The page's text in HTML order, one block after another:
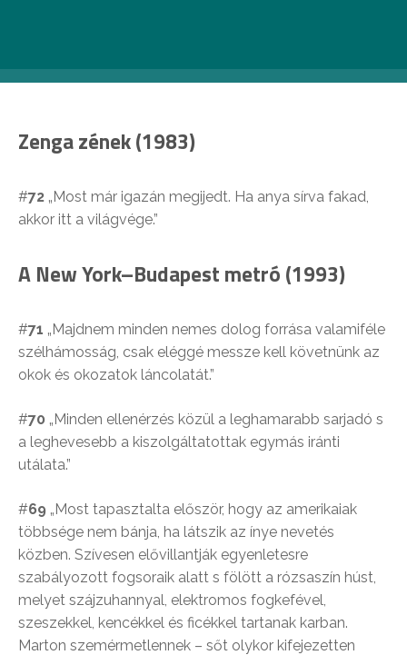
Zenga zének (1983)
#72 „Most már igazán megijedt. Ha anya sírva fakad,
akkor itt a világvége.”
A New York–Budapest metró (1993)
#71 „Majdnem minden nemes dolog forrása valamiféle
szélhámosság, csak eléggé messze kell követnünk az
okok és okozatok láncolatát.”
#70 „Minden ellenérzés közül a leghamarabb sarjadó s
a leghevesebb a kiszolgáltatottak egymás iránti
utálata.”
#69 „Most tapasztalta először, hogy az amerikaiak
többsége nem bánja, ha látszik az ínye nevetés
közben. Szívesen elővillantják egyenletesre
szabályozott fogsoraik alatt s fölött a rózsaszín húst,
melyet szájzuhannyal, elektromos fogkefével,
szeszekkel, kencékkel és ficékkel tartanak karban.
Marton szemérmetlennek – sőt olykor kifejezetten